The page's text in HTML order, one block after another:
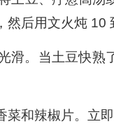
后用文火炖 10
。当土豆快熟
和辣椒片。立